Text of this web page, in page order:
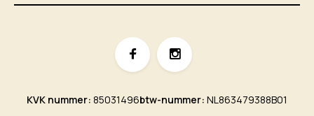
KVK nummer: 85031496btw-nummer: NL863479388B01